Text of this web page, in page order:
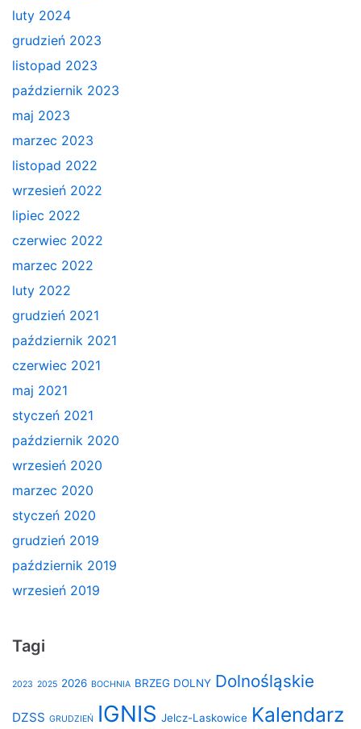
luty 2024
grudzień 2023
listopad 2023
październik 2023
maj 2023
marzec 2023
listopad 2022
wrzesień 2022
lipiec 2022
czerwiec 2022
marzec 2022
luty 2022
grudzień 2021
październik 2021
czerwiec 2021
maj 2021
styczeń 2021
październik 2020
wrzesień 2020
marzec 2020
styczeń 2020
grudzień 2019
październik 2019
wrzesień 2019
Tagi
2023 2025 2026 BOCHNIA BRZEG DOLNY Dolnośląskie
DZSS GRUDZIEŃ IGNIS Jelcz-Laskowice Kalendarz